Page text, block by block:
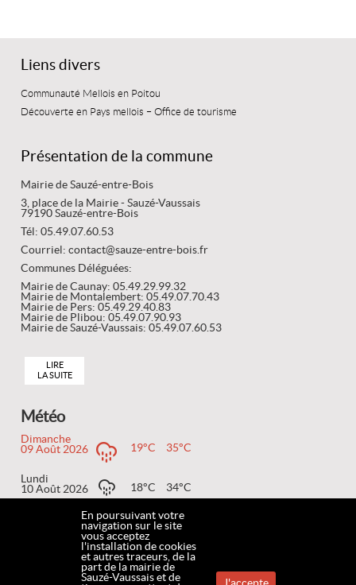
Liens divers
Communauté Mellois en Poitou
Découverte en Pays mellois – Office de tourisme
Présentation de la commune
Mairie de Sauzé-entre-Bois
3, place de la Mairie - Sauzé-Vaussais
79190 Sauzé-entre-Bois
Tél: 05.49.07.60.53
Courriel: contact@sauze-entre-bois.fr
Communes Déléguées:
Mairie de Caunay: 05.49.29.99.32
Mairie de Montalembert: 05.49.07.70.43
Mairie de Pers: 05.49.29.40.83
Mairie de Plibou: 05.49.07.90.93
Mairie de Sauzé-Vaussais: 05.49.07.60.53
LIRE
LA SUITE
Météo
Dimanche
09 Août 2026
19°C 35°C
Lundi
10 Août 2026
18°C 34°C
11 Août 2026
18°C 35°C
En poursuivant votre
navigation sur le site
vous acceptez
l'installation de cookies
et autres traceurs, de la
part de la mairie de
Sauzé-Vaussais et de